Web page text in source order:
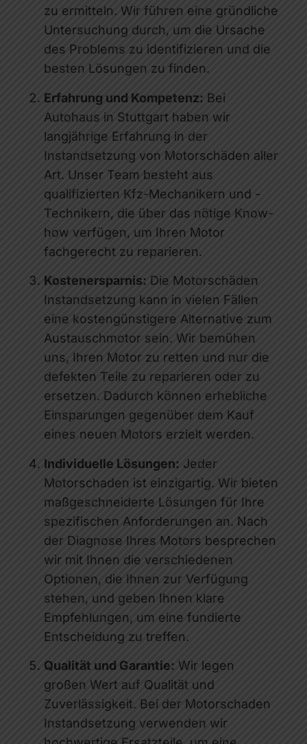
zu ermitteln. Wir führen eine gründliche
Untersuchung durch, um die Ursache
des Problems zu identifizieren und die
besten Lösungen zu finden.
Erfahrung und Kompetenz: Bei
Autohaus in Stuttgart haben wir
langjährige Erfahrung in der
Instandsetzung von Motorschäden aller
Art. Unser Team besteht aus
qualifizierten Kfz-Mechanikern und -
Technikern, die über das nötige Know-
how verfügen, um Ihren Motor
fachgerecht zu reparieren.
Kostenersparnis: Die Motorschäden
Instandsetzung kann in vielen Fällen
eine kostengünstigere Alternative zum
Austauschmotor sein. Wir bemühen
uns, Ihren Motor zu retten und nur die
defekten Teile zu reparieren oder zu
ersetzen. Dadurch können erhebliche
Einsparungen gegenüber dem Kauf
eines neuen Motors erzielt werden.
Individuelle Lösungen: Jeder
Motorschaden ist einzigartig. Wir bieten
maßgeschneiderte Lösungen für Ihre
spezifischen Anforderungen an. Nach
der Diagnose Ihres Motors besprechen
wir mit Ihnen die verschiedenen
Optionen, die Ihnen zur Verfügung
stehen, und geben Ihnen klare
Empfehlungen, um eine fundierte
Entscheidung zu treffen.
Qualität und Garantie: Wir legen
großen Wert auf Qualität und
Zuverlässigkeit. Bei der Motorschaden
Instandsetzung verwenden wir